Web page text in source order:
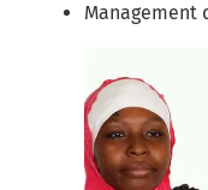
Management